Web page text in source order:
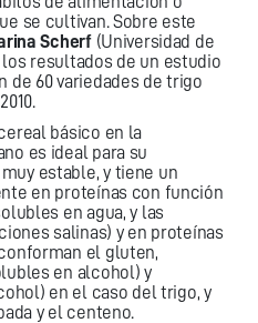
se cultivan. Sobre este
Scherf(Universidad de
resultados de un estudio
de 60 variedades de trigo
básico en la
es ideal para su
estable, y tiene un
en proteínas con función
en agua, y las
salinas) y en proteínas
el gluten,
en alcohol) y
en el caso del trigo, y
y el centeno.